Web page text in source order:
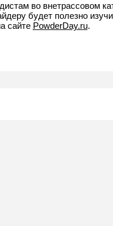
во внетрассовом
будет полезно
сайте PowderDay.ru.